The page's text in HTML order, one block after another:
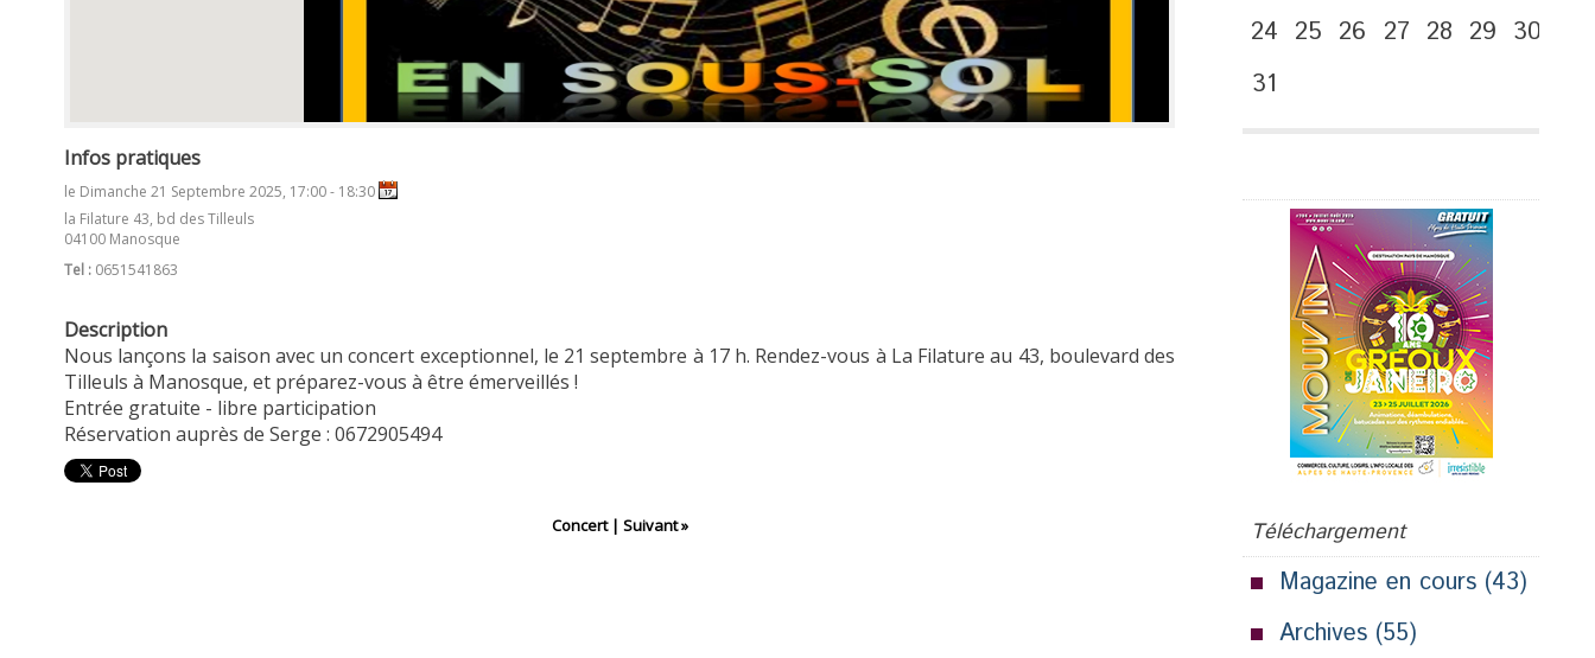
Infos pratiques
le Dimanche 21 Septembre 2025, 17:00 - 18:30
la Filature 43, bd des Tilleuls
04100 Manosque
Tel : 0651541863
Description
Nous lançons la saison avec un concert exceptionnel, le 21 septembre à 17 h. Rendez-vous à La Filature au 43, boulevard des
Tilleuls à Manosque, et préparez-vous à être émerveillés !
Entrée gratuite - libre participation
Réservation auprès de Serge : 0672905494
Concert | Suivant »
24 25 26 27 28 29 30
31
Téléchargement
Magazine en cours (43)
Archives (55)